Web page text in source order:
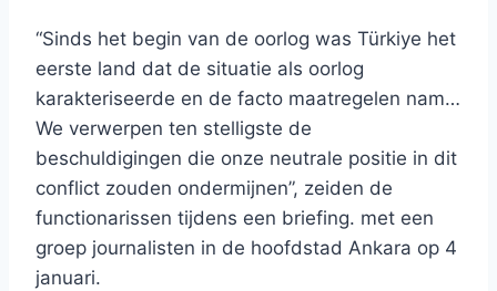
“Sinds het begin van de oorlog was Türkiye het
eerste land dat de situatie als oorlog
karakteriseerde en de facto maatregelen nam…
We verwerpen ten stelligste de
beschuldigingen die onze neutrale positie in dit
conflict zouden ondermijnen”, zeiden de
functionarissen tijdens een briefing. met een
groep journalisten in de hoofdstad Ankara op 4
januari.